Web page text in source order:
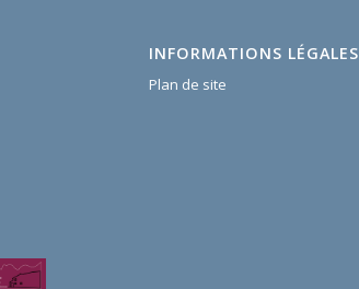
INFORMATIONS LÉGALES
Plan de site